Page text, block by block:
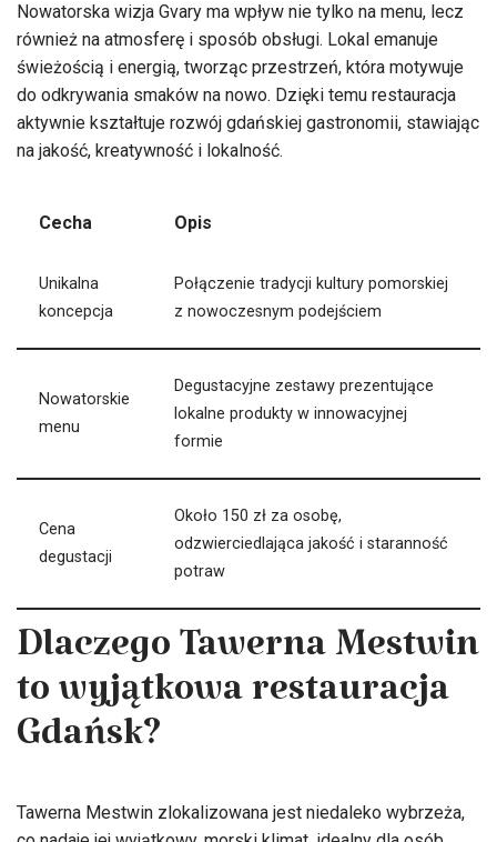
Nowatorska wizja Gvary ma wpływ nie tylko na menu, lecz
również na atmosferę i sposób obsługi. Lokal emanuje
świeżością i energią, tworząc przestrzeń, która motywuje
do odkrywania smaków na nowo. Dzięki temu restauracja
aktywnie kształtuje rozwój gdańskiej gastronomii, stawiając
na jakość, kreatywność i lokalność.
Cecha Opis
Unikalna
koncepcja
Połączenie tradycji kultury pomorskiej
z nowoczesnym podejściem
Nowatorskie
menu
Degustacyjne zestawy prezentujące
lokalne produkty w innowacyjnej
formie
Cena
degustacji
Około 150 zł za osobę,
odzwierciedlająca jakość i staranność
potraw
Dlaczego Tawerna Mestwin
to wyjątkowa restauracja
Gdańsk?
Tawerna Mestwin zlokalizowana jest niedaleko wybrzeża,